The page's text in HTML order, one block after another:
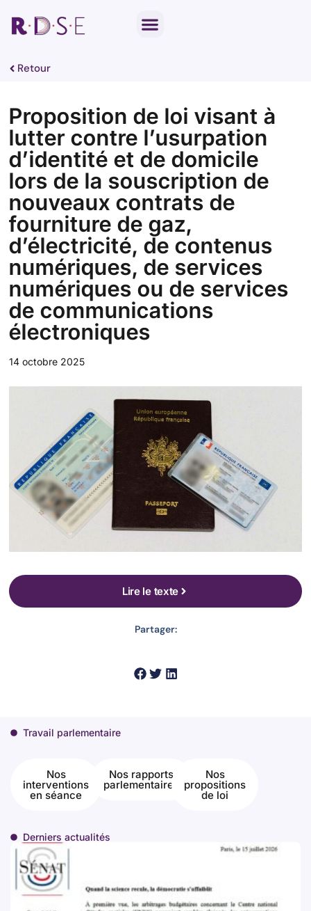
Retour
Proposition de loi visant à
lutter contre l’usurpation
d’identité et de domicile
lors de la souscription de
nouveaux contrats de
fourniture de gaz,
d’électricité, de contenus
numériques, de services
numériques ou de services
de communications
électroniques
14 octobre 2025
Lire le texte
Partager:
Travail parlementaire
Nos
interventions
en séance
Nos rapports
parlementaires
Nos
propositions
de loi
Derniers actualités